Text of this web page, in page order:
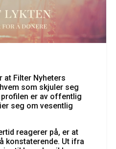
at Filter Nyheters
som skjuler seg
profilen er av offentlig
seg om vesentlig
reagerer på, er at
konstaterende. Ut ifra